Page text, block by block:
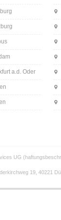
a.d. Oder
UG
19, 40221